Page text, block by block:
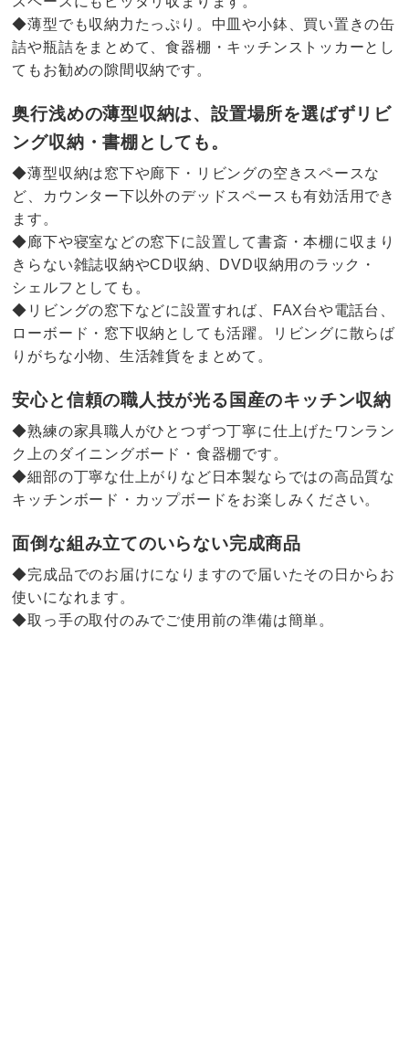
◆薄型でも収納力たっぷり。中皿や小鉢、買い置きの缶
詰や瓶詰をまとめて、食器棚・キッチンストッカーとし
てもお勧めの隙間収納です。
奥行浅めの薄型収納は、設置場所を選ばずリビ
ング収納・書棚としても。
◆薄型収納は窓下や廊下・リビングの空きスペースな
ど、カウンター下以外のデッドスペースも有効活用でき
ます。
◆廊下や寝室などの窓下に設置して書斎・本棚に収まり
きらない雑誌収納やCD収納、DVD収納用のラック・
シェルフとしても。
◆リビングの窓下などに設置すれば、FAX台や電話台、
ローボード・窓下収納としても活躍。リビングに散らば
りがちな小物、生活雑貨をまとめて。
安心と信頼の職人技が光る国産のキッチン収納
◆熟練の家具職人がひとつずつ丁寧に仕上げたワンラン
ク上のダイニングボード・食器棚です。
◆細部の丁寧な仕上がりなど日本製ならではの高品質な
キッチンボード・カップボードをお楽しみください。
面倒な組み立てのいらない完成商品
◆完成品でのお届けになりますので届いたその日からお
使いになれます。
◆取っ手の取付のみでご使用前の準備は簡単。